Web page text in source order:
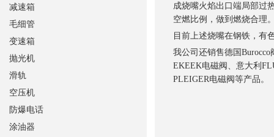
成烧嘴火焰出口端局部过
空燃比例，做到燃烧合理
目前上述烧嘴在钢铁，有
我公司还销售德国
EKEEK电磁阀、意大利
PLEIGER电磁阀等产品。
减速箱
毛细管
变速箱
抛光机
滑轨
空压机
防爆电话
涂油器